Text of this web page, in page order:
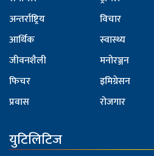
अन्तर्राष्ट्रिय
आर्थिक
जीवनशैली
फिचर
प्रवास
विचार
स्वास्थ्य
मनोरञ्जन
इमिग्रेसन
रोजगार
युटिलिटिज